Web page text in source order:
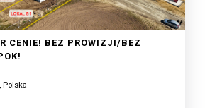
CENIE! BEZ PROWIZJI/BEZ
Polska